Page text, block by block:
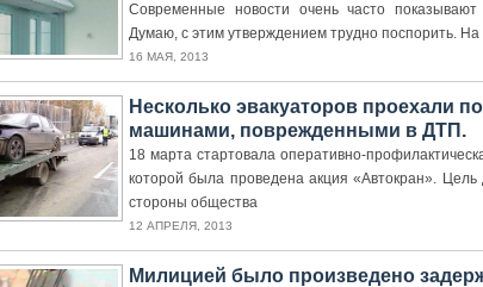
Современные новости очень часто
Думаю, с этим утверждением трудно поспорить.
16 МАЯ, 2013
Несколько эвакуаторов проехали
машинами, поврежденными в ДТП.
18 марта стартовала оперативно-
которой была проведена акция «Автокран».
стороны общества
12 АПРЕЛЯ, 2013
Милицией было произведено